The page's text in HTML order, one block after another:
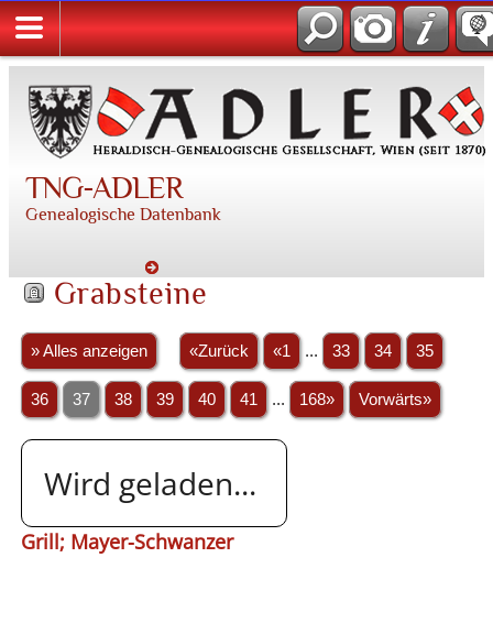
TNG-ADLER
Genealogische Datenbank
Grabsteine
» Alles anzeigen «Zurück «1 ... 33 34 35
36 37 38 39 40 41 ... 168» Vorwärts»
Wird geladen...
Grill; Mayer-Schwanzer